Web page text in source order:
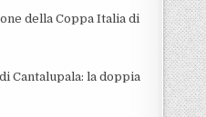
della Coppa Italia di
Cantalupala: la doppia